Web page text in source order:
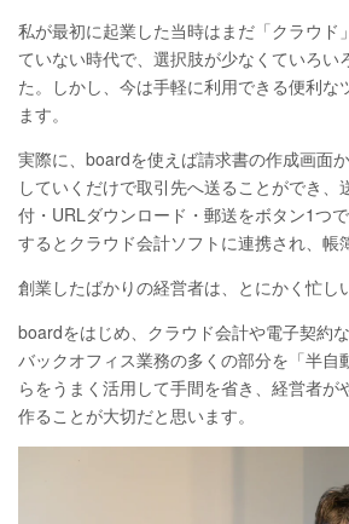
私が最初に起業した当時はまだ「クラウド
ていない時代で、選択肢が少なくていろい
た。しかし、今は手軽に利用できる便利な
ます。
実際に、boardを使えば請求書の作成画面
していくだけで取引先へ送ることができ、
付・URLダウンロード・郵送をボタン1つ
するとクラウド会計ソフトに連携され、帳
創業したばかりの経営者は、とにかく忙し
boardをはじめ、クラウド会計や電子契約
バックオフィス業務の多くの部分を「半自
らをうまく活用して手間を省き、経営者が
作ることが大切だと思います。